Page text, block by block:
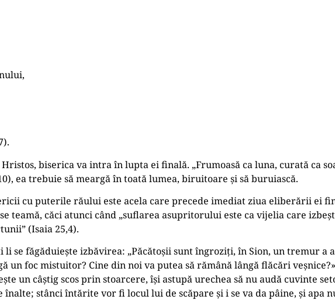
biserica va intra în lupta ei finală. „Frumoasă ca luna, curată ca
ea trebuie să meargă în toată lumea, biruitoare și să buruiască.
cu puterile răului este acela care precede imediat ziua eliberării ei
teamă, căci atunci când „suflarea asupritorului este ca vijelia care
(Isaia 25,4).
se făgăduiește izbăvirea: „Păcătoșii sunt îngroziţi, în Sion, un tremur a
un foc mistuitor? Cine din noi va putea să rămână lângă flăcări
un câștig scos prin stoarcere, își astupă urechea să nu audă cuvinte
stânci întărite vor fi locul lui de scăpare și i se va da pâine, și apa